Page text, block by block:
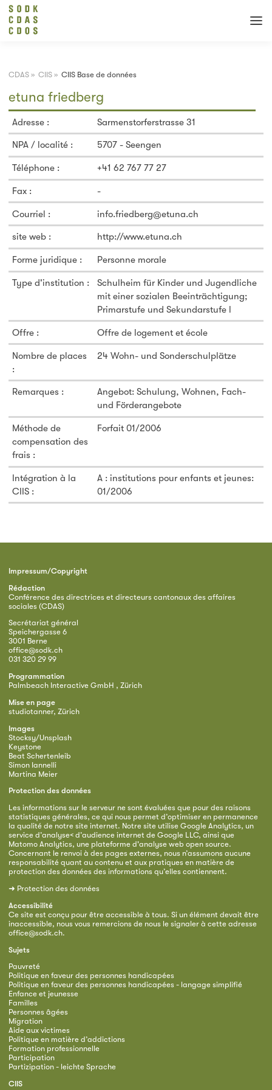
CDAS » CIIS » CIIS Base de données
etuna friedberg
Adresse : Sarmenstorferstrasse 31
NPA / localité : 5707 - Seengen
Téléphone : +41 62 767 77 27
Fax : -
Courriel : info.friedberg@etuna.ch
site web : http://www.etuna.ch
Forme juridique : Personne morale
Type d'institution :
Schulheim für Kinder und Jugendliche
mit einer sozialen Beeinträchtigung;
Primarstufe und Sekundarstufe l
Offre : Offre de logement et école
Nombre de places
:
24 Wohn- und Sonderschulplätze
Remarques :
Angebot: Schulung, Wohnen, Fach-
und Förderangebote
Méthode de
compensation des
frais :
Forfait 01/2006
Intégration à la
CIIS :
A : institutions pour enfants et jeunes:
01/2006
Impressum/Copyright
Rédaction
Conférence des directrices et directeurs cantonaux des affaires
sociales (CDAS)
Secrétariat général
Speichergasse 6
3001 Berne
office@sodk.ch
031 320 29 99
Programmation
Palmbeach Interactive GmbH , Zürich
Mise en page
studiotanner, Zürich
Images
Stocksy/Unsplash
Keystone
Beat Schertenleib
Simon Iannelli
Martina Meier
Protection des données
Les informations sur le serveur ne sont évaluées que pour des raisons
statistiques générales, ce qui nous permet d’optimiser en permanence
la qualité de notre site internet. Notre site utilise Google Analytics, un
service d’analyse< d’audience internet de Google LLC, ainsi que
Matomo Analytics, une plateforme d'analyse web open source.
Concernant le renvoi à des pages externes, nous n’assumons aucune
responsabilité quant au contenu et aux pratiques en matière de
protection des données des informations qu’elles contiennent.
➜ Protection des données
Accessibilité
Ce site est conçu pour être accessible à tous. Si un élément devait être
inaccessible, nous vous remercions de nous le signaler à cette adresse
office@sodk.ch.
Sujets
Pauvreté
Politique en faveur des personnes handicapées
Politique en faveur des personnes handicapées - langage simplifié
Enfance et jeunesse
Familles
Personnes âgées
Migration
Aide aux victimes
Politique en matière d’addictions
Formation professionnelle
Participation
Partizipation - leichte Sprache
CIIS